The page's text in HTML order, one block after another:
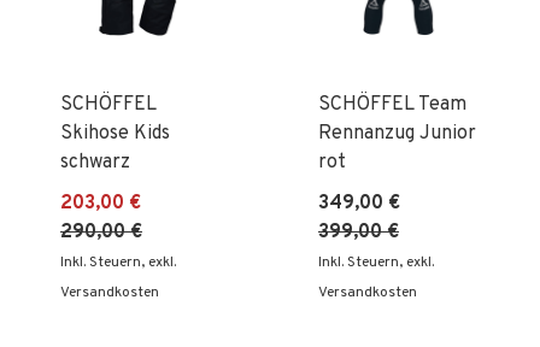
SCHÖFFEL
Skihose Kids
schwarz
203,00 €
290,00 €
Inkl. Steuern, exkl.
Versandkosten
SCHÖFFEL Team
Rennanzug Junior
rot
349,00 €
399,00 €
Inkl. Steuern, exkl.
Versandkosten